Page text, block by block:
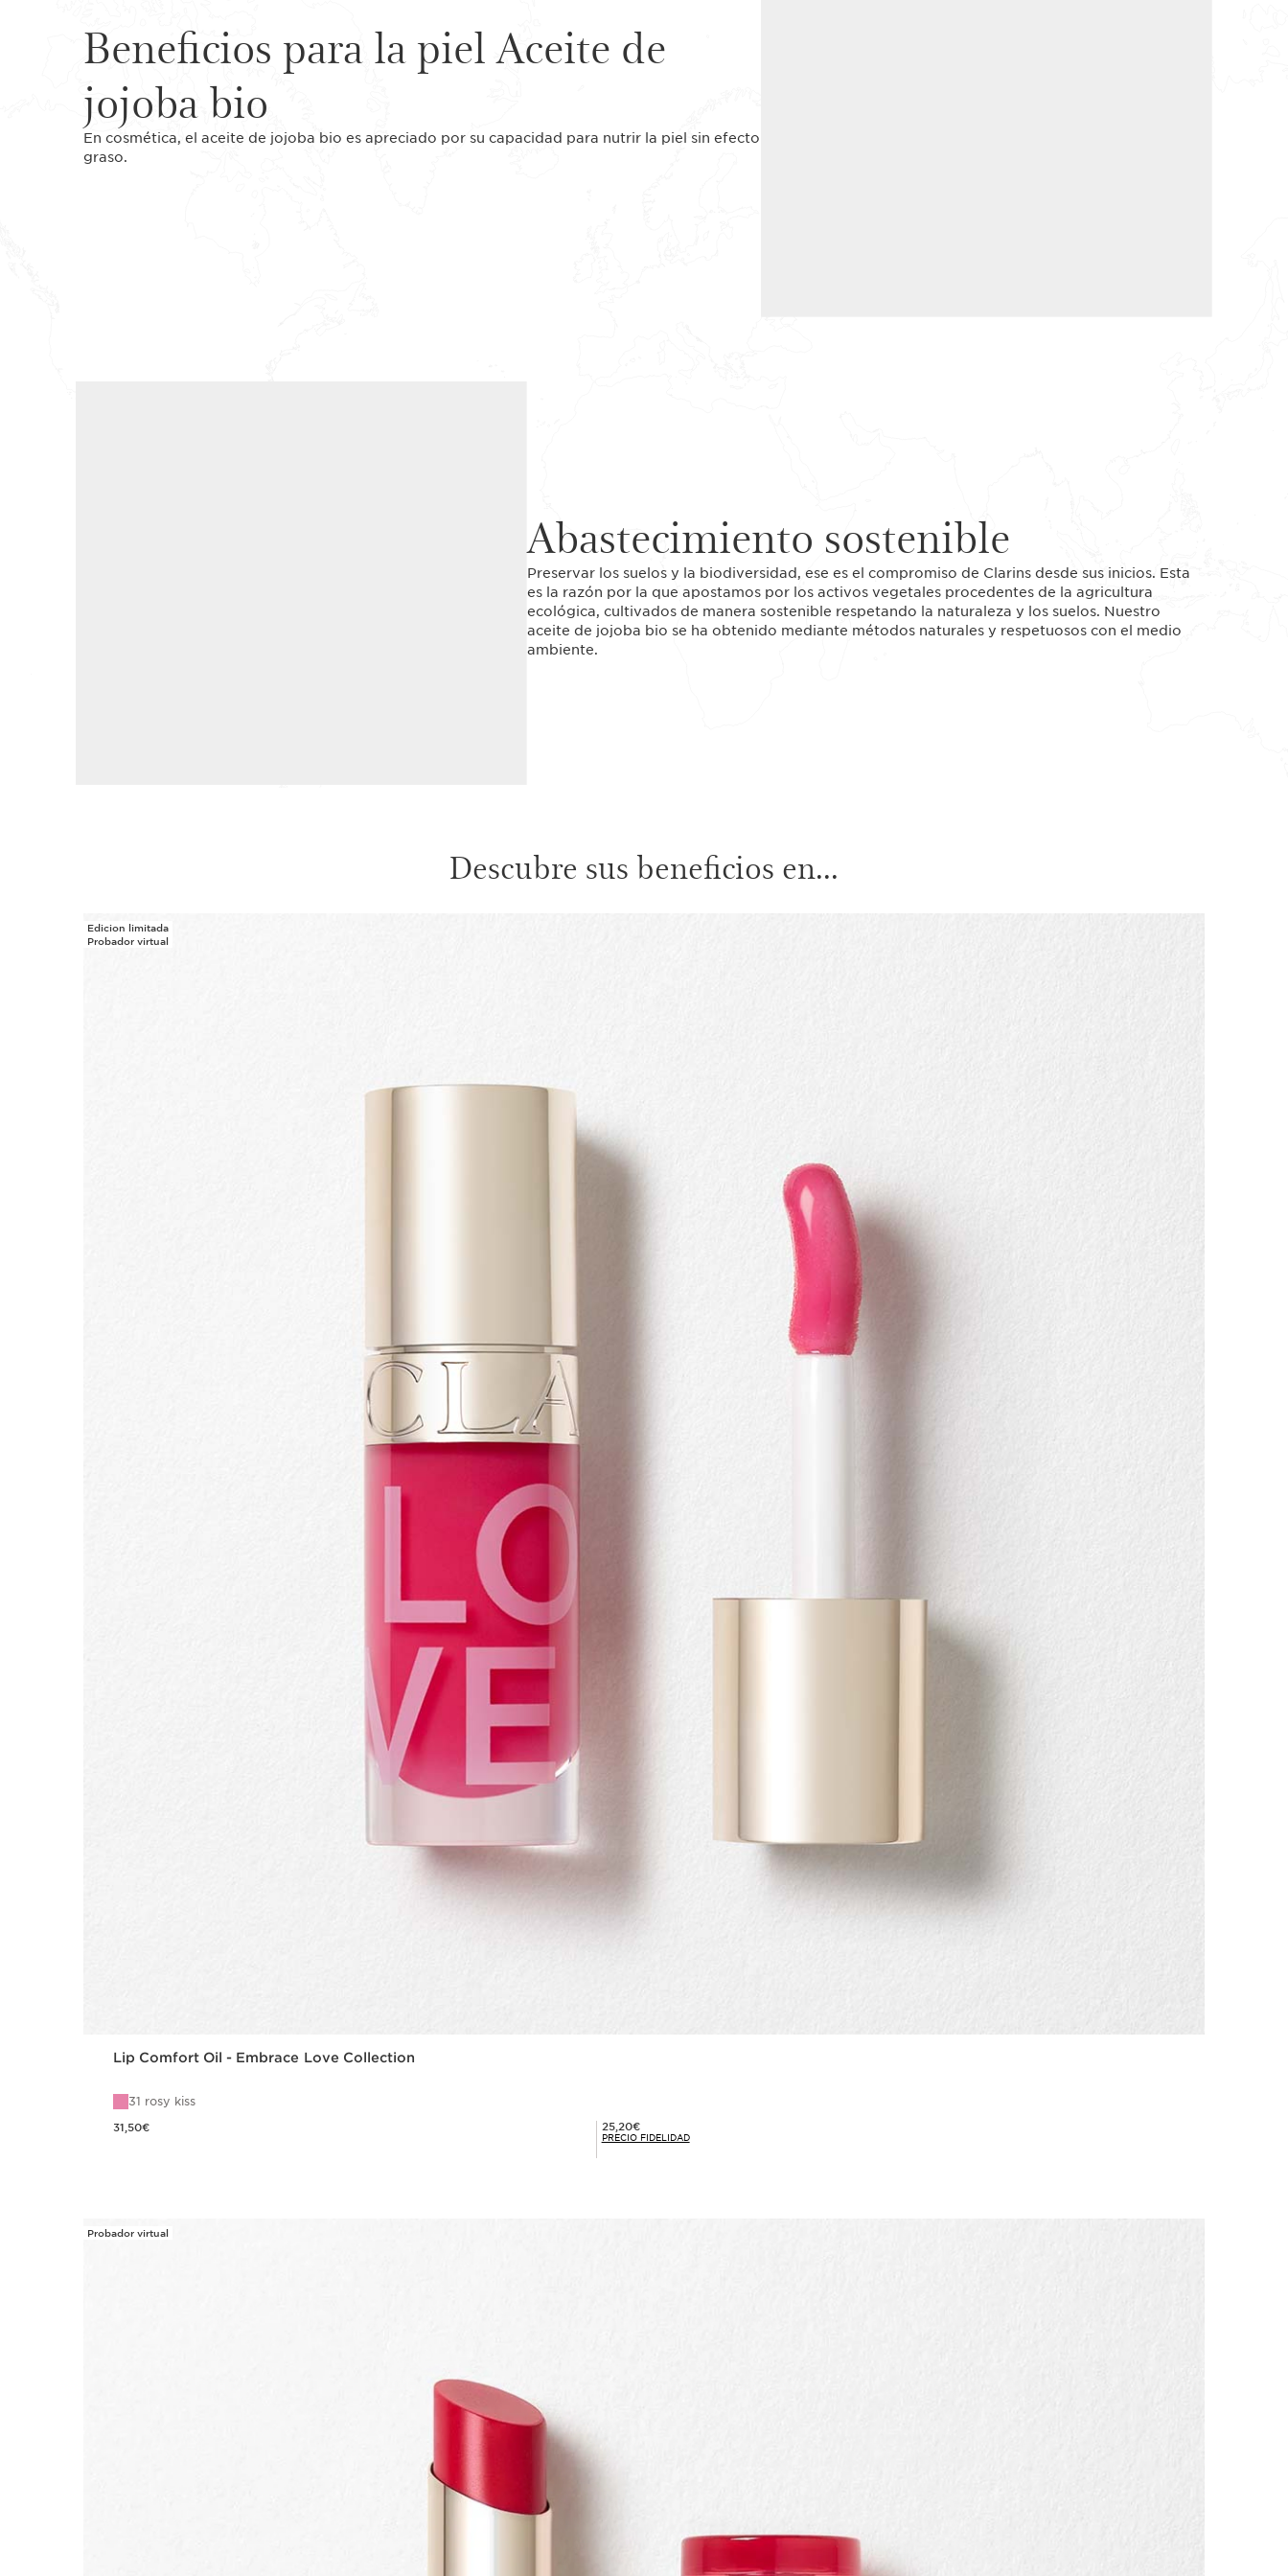
Beneficios para la piel Aceite de
jojoba bio
En cosmética, el aceite de jojoba bio es apreciado por su capacidad para nutrir la piel sin efecto
graso.
Abastecimiento sostenible
Preservar los suelos y la biodiversidad, ese es el compromiso de Clarins desde sus inicios. Esta
es la razón por la que apostamos por los activos vegetales procedentes de la agricultura
ecológica, cultivados de manera sostenible respetando la naturaleza y los suelos. Nuestro
aceite de jojoba bio se ha obtenido mediante métodos naturales y respetuosos con el medio
ambiente.
Descubre sus beneficios en...
IR AL CONTENIDO
Edicion limitada
Probador virtual
Lip Comfort Oil - Embrace Love Collection
31 rosy kiss
31,50€ Precio Fidelidad 25,20€
25,20€
PRECIO FIDELIDAD
Probador virtual